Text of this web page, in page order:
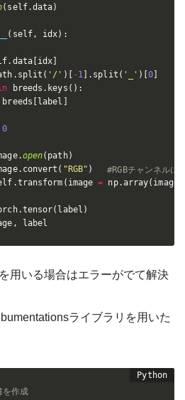
( self.data)
( self, idx) :
. data[ idx
. split ( '/' ) -1] . split ( '_' ) [0
breeds . keys ( ) :
breeds label
0
.open( path)
. convert ( "RGB" )
#RGBチャンネルに
.transform ( image = np.array( image
.tensor( label )
, label
用いる場合はエラーがでて解決
ライブラリを用いた
作成